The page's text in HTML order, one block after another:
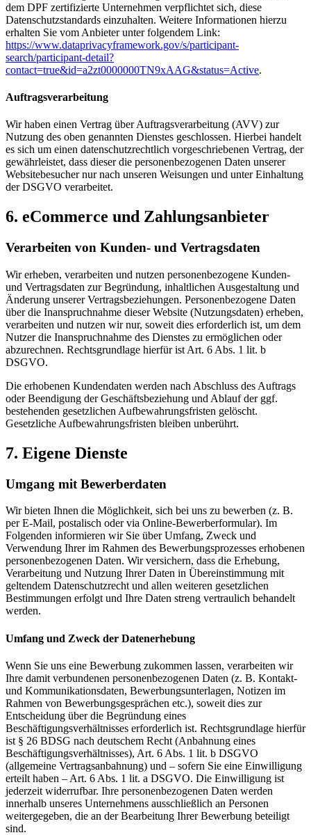
dem DPF zertifizierte Unternehmen verpflichtet sich, diese
Datenschutzstandards einzuhalten. Weitere Informationen hierzu
erhalten Sie vom Anbieter unter folgendem Link:
https://www.dataprivacyframework.gov/s/participant-
search/participant-detail?
contact=true&id=a2zt0000000TN9xAAG&status=Active.
Auftragsverarbeitung
Wir haben einen Vertrag über Auftragsverarbeitung (AVV) zur
Nutzung des oben genannten Dienstes geschlossen. Hierbei handelt
es sich um einen datenschutzrechtlich vorgeschriebenen Vertrag, der
gewährleistet, dass dieser die personenbezogenen Daten unserer
Websitebesucher nur nach unseren Weisungen und unter Einhaltung
der DSGVO verarbeitet.
6. eCommerce und Zahlungs­anbieter
Verarbeiten von Kunden- und Vertragsdaten
Wir erheben, verarbeiten und nutzen personenbezogene Kunden-
und Vertragsdaten zur Begründung, inhaltlichen Ausgestaltung und
Änderung unserer Vertragsbeziehungen. Personenbezogene Daten
über die Inanspruchnahme dieser Website (Nutzungsdaten) erheben,
verarbeiten und nutzen wir nur, soweit dies erforderlich ist, um dem
Nutzer die Inanspruchnahme des Dienstes zu ermöglichen oder
abzurechnen. Rechtsgrundlage hierfür ist Art. 6 Abs. 1 lit. b
DSGVO.
Die erhobenen Kundendaten werden nach Abschluss des Auftrags
oder Beendigung der Geschäftsbeziehung und Ablauf der ggf.
bestehenden gesetzlichen Aufbewahrungsfristen gelöscht.
Gesetzliche Aufbewahrungsfristen bleiben unberührt.
7. Eigene Dienste
Umgang mit Bewerberdaten
Wir bieten Ihnen die Möglichkeit, sich bei uns zu bewerben (z. B.
per E-Mail, postalisch oder via Online-Bewerberformular). Im
Folgenden informieren wir Sie über Umfang, Zweck und
Verwendung Ihrer im Rahmen des Bewerbungsprozesses erhobenen
personenbezogenen Daten. Wir versichern, dass die Erhebung,
Verarbeitung und Nutzung Ihrer Daten in Übereinstimmung mit
geltendem Datenschutzrecht und allen weiteren gesetzlichen
Bestimmungen erfolgt und Ihre Daten streng vertraulich behandelt
werden.
Umfang und Zweck der Datenerhebung
Wenn Sie uns eine Bewerbung zukommen lassen, verarbeiten wir
Ihre damit verbundenen personenbezogenen Daten (z. B. Kontakt-
und Kommunikationsdaten, Bewerbungsunterlagen, Notizen im
Rahmen von Bewerbungsgesprächen etc.), soweit dies zur
Entscheidung über die Begründung eines
Beschäftigungsverhältnisses erforderlich ist. Rechtsgrundlage hierfür
ist § 26 BDSG nach deutschem Recht (Anbahnung eines
Beschäftigungsverhältnisses), Art. 6 Abs. 1 lit. b DSGVO
(allgemeine Vertragsanbahnung) und – sofern Sie eine Einwilligung
erteilt haben – Art. 6 Abs. 1 lit. a DSGVO. Die Einwilligung ist
jederzeit widerrufbar. Ihre personenbezogenen Daten werden
innerhalb unseres Unternehmens ausschließlich an Personen
weitergegeben, die an der Bearbeitung Ihrer Bewerbung beteiligt
sind.